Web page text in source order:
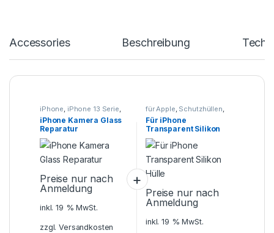
Accessories Beschreibung
iPhone, iPhone 13 Serie,
iPhone 14 Serie iPhone
15 Serie ,iPhone 16 Serie
Smartphone Reparatur
iPhone Kamera Glass
Reparatur
Preise nur nach
Anmeldung
inkl. 19 % MwSt.
zzgl.Versandkosten
für Apple, Schutzhüllen,
Smartphone Zubehör
Für iPhone
Transparent Silikon
Hülle
Preise nur nach
Anmeldung
inkl. 19 % MwSt.